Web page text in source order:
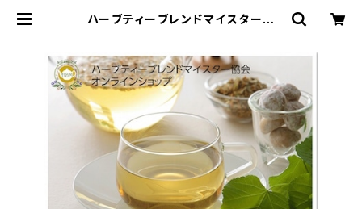
ハーブティーブレンドマイスター協